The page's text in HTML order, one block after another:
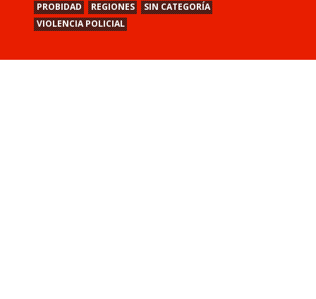
PROBIDAD
REGIONES
SIN CATEGORÍA
VIOLENCIA POLICIAL